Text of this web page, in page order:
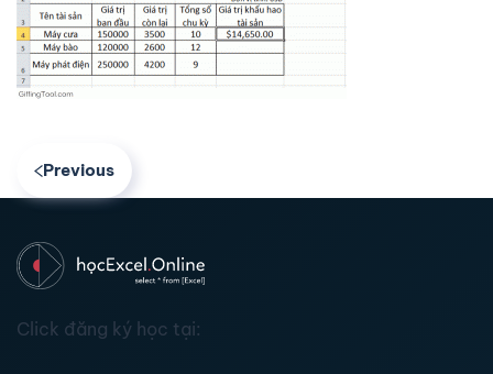
Previous
Click đăng ký học tại: